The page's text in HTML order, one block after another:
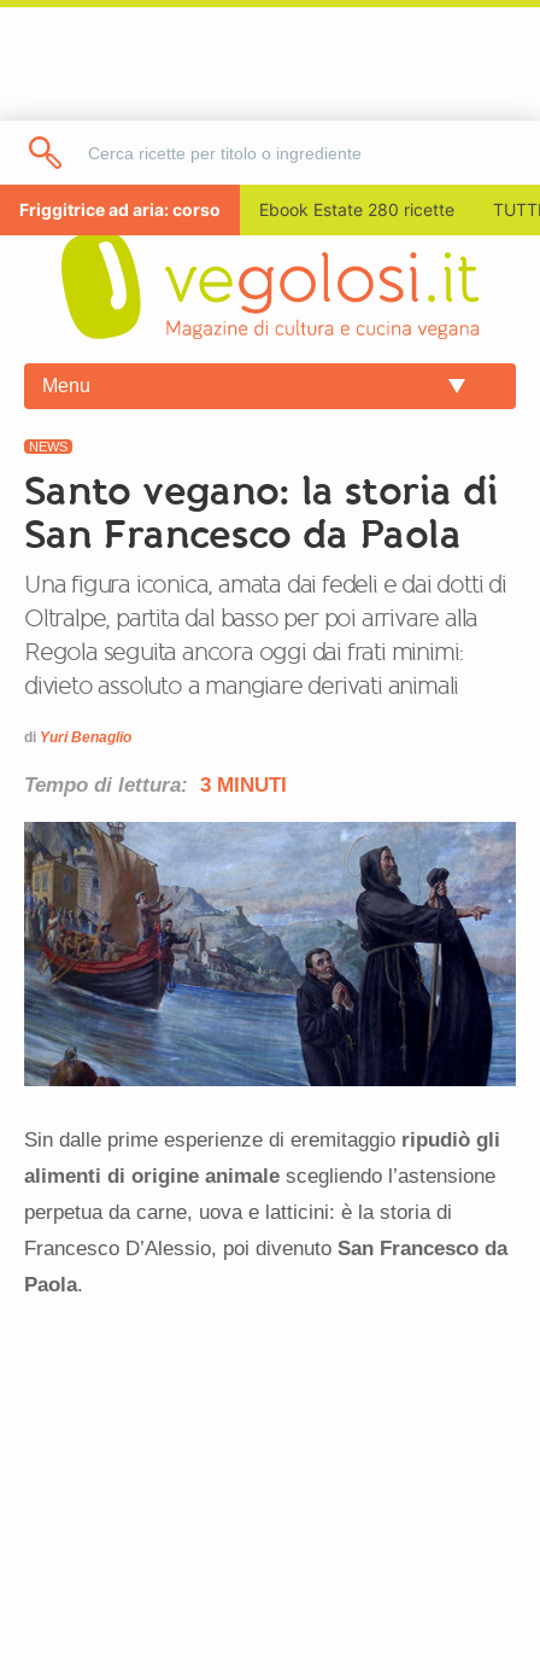
Friggitrice ad aria: corso Ebook Estate 280 ricette
Menu
NEWS
Santo vegano: la storia di
San Francesco da Paola
Una figura iconica, amata dai fedeli e dai dotti di
Oltralpe, partita dal basso per poi arrivare alla
Regola seguita ancora oggi dai frati minimi:
divieto assoluto a mangiare derivati animali
di Yuri Benaglio
Tempo di lettura: 3 MINUTI
Sin dalle prime esperienze di eremitaggio ripudiò gli
alimenti di origine animale scegliendo l’astensione
perpetua da carne, uova e latticini: è la storia di
Francesco D’Alessio, poi divenuto San Francesco da
Paola.